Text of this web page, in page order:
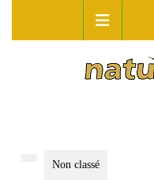
Non classé